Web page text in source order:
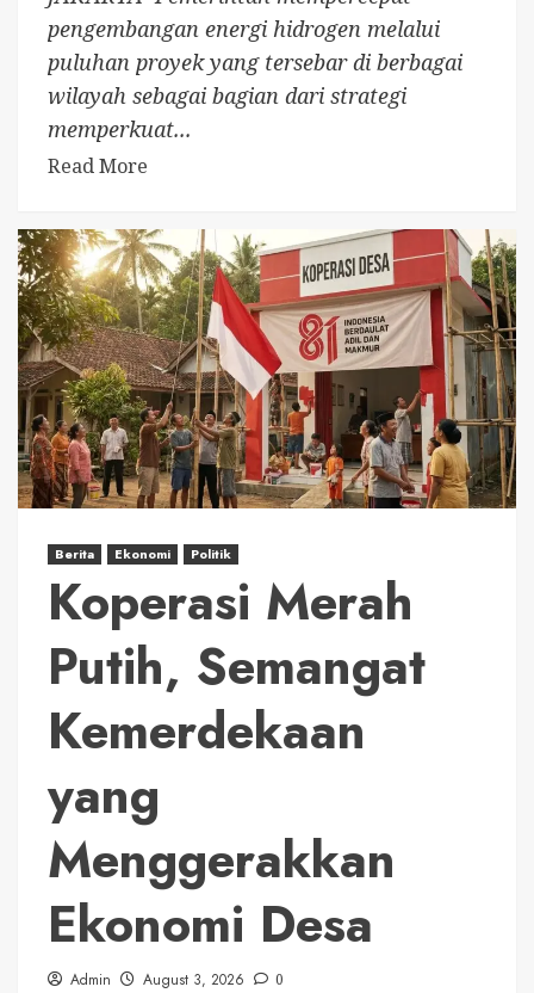
pengembangan energi hidrogen melalui
puluhan proyek yang tersebar di berbagai
wilayah sebagai bagian dari strategi
memperkuat...
Read More
Berita Ekonomi Politik
Koperasi Merah
Putih, Semangat
Kemerdekaan
yang
Menggerakkan
Ekonomi Desa
Admin August 3, 2026 0